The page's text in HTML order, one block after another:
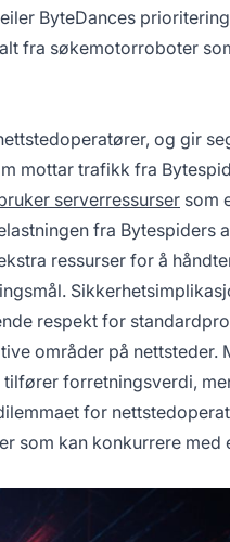
ByteDances
fra søkemotorroboter
og gir
mottar trafikk fra
serverressurser som
fra Bytespiders
ressurser for å
respekt for
områder på nettsteder.
forretningsverdi,
for
som kan konkurrere med